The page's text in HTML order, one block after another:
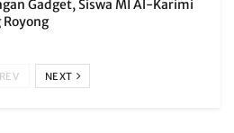
Gadget, Siswa MI Al-Karimi
NEXT